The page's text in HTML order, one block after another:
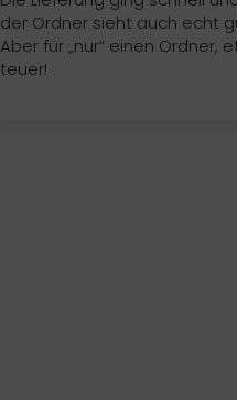
der Ordner sieht auch echt
Aber für „nur“ einen Ordner,
teuer!